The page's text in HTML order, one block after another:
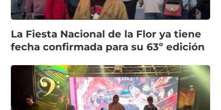
La Fiesta Nacional de la Flor ya tiene
fecha confirmada para su 63º edición